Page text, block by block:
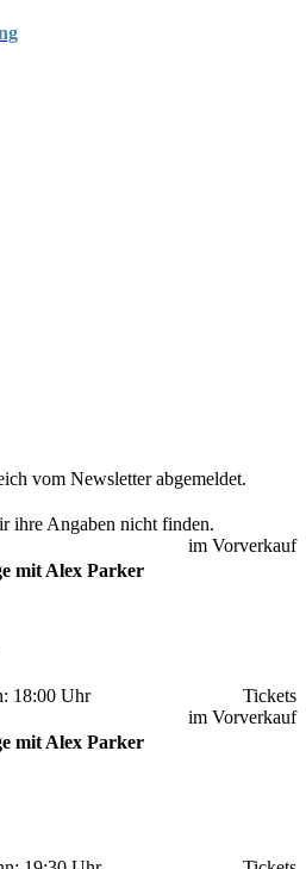
vom Newsletter abgemeldet.
ihre Angaben nicht finden.
mit Alex Parker
im Vorverkauf
18:00 Uhr Tickets
mit Alex Parker
im Vorverkauf